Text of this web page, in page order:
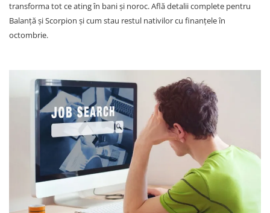
transforma tot ce ating în bani și noroc. Află detalii complete pentru
Balanță și Scorpion și cum stau restul nativilor cu finanțele în
octombrie.